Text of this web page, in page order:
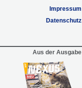
Impressum
Datenschutz
Aus der Ausgabe